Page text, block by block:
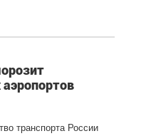
транспорта России